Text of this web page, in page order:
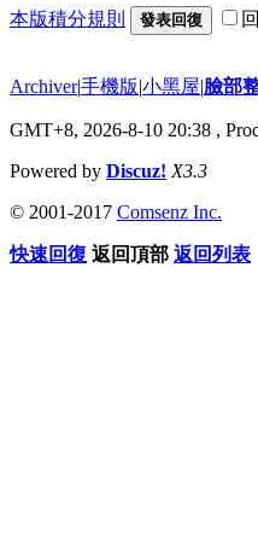
本版積分規則 發表回復
Archiver|手機版|小黑屋|臉部
GMT+8, 2026-8-10 20:38 ,
Powered by Discuz! X3.3
© 2001-2017 Comsenz Inc.
快速回復 返回頂部 返回列表